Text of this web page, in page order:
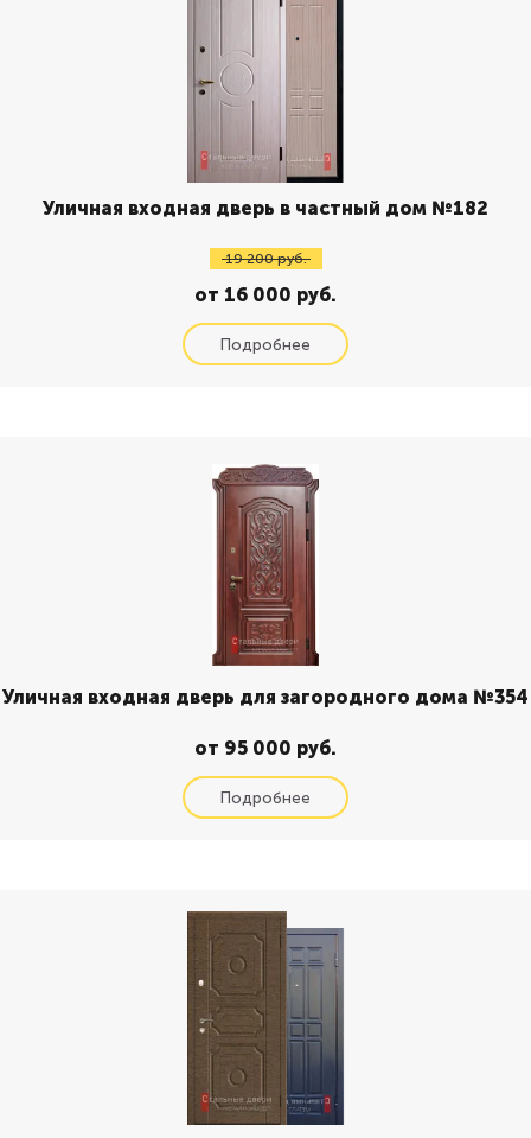
Уличная входная дверь в частный дом №182
19 200 руб.
от 16 000 руб.
Уличная входная дверь для загородного дома №354
от 95 000 руб.